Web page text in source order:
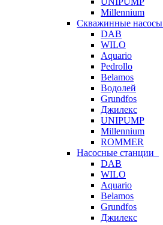
Millennium
Скважинные насосы
DAB
WILO
Aquario
Pedrollo
Belamos
Водолей
Grundfos
Джилекс
UNIPUMP
Millennium
ROMMER
Насосные станции
DAB
WILO
Aquario
Belamos
Grundfos
Джилекс